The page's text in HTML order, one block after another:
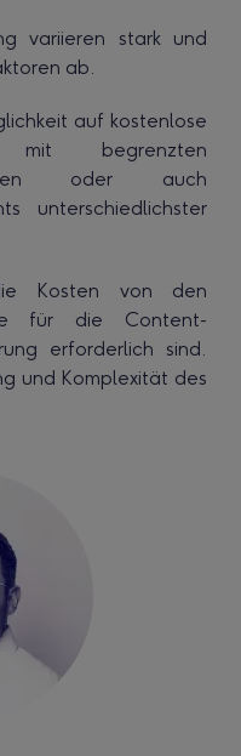
variieren stark und
ab.
auf kostenlose
mit begrenzten
oder auch
unterschiedlichster
Kosten von den
für die Content-
erforderlich sind.
und Komplexität des